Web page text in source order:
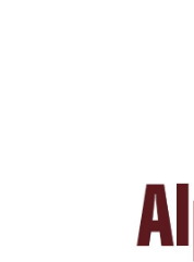
Résultats
Galerie
Infos pratiques